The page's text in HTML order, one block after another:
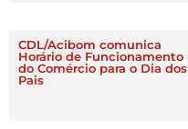
CDL/Acibom comunica
Horário de Funcionamento
do Comércio para o Dia dos
Pais